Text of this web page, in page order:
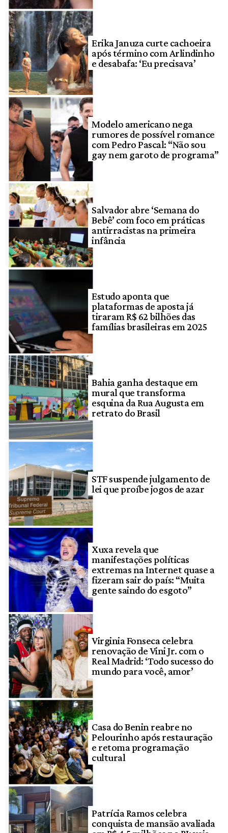
Erika Januza curte cachoeira
após término com Arlindinho
e desabafa: ‘Eu precisava’
Modelo americano nega
rumores de possível romance
com Pedro Pascal: “Não sou
gay nem garoto de programa”
Salvador abre ‘Semana do
Bebê’ com foco em práticas
antirracistas na primeira
infância
Estudo aponta que
plataformas de aposta já
tiraram R$ 62 bilhões das
famílias brasileiras em 2025
Bahia ganha destaque em
mural que transforma
esquina da Rua Augusta em
retrato do Brasil
STF suspende julgamento de
lei que proíbe jogos de azar
Xuxa revela que
manifestações políticas
extremas na Internet quase a
fizeram sair do país: “Muita
gente saindo do esgoto”
Virginia Fonseca celebra
renovação de Vini Jr. com o
Real Madrid: ‘Todo sucesso do
mundo para você, amor’
Casa do Benin reabre no
Pelourinho após restauração
e retoma programação
cultural
Patrícia Ramos celebra
conquista de mansão avaliada